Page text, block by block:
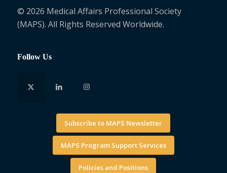
© 2026 Medical Affairs Professional Society
(MAPS). All Rights Reserved Worldwide.
Follow Us
Subscribe to MAPS Newsletter
MAPS Program Support Services
Policies and Positions